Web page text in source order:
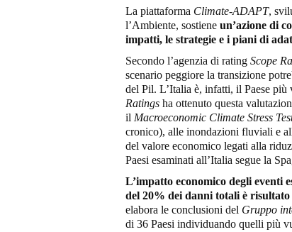
La piattaforma Climate-ADAPT,
l’Ambiente, sostiene un’azione di
impatti, le strategie e i piani di
Secondo l’agenzia di rating Scope
scenario peggiore la transizione
del Pil. L’Italia è, infatti, il Paese
Ratings ha ottenuto questa
il Macroeconomic Climate Stress
cronico), alle inondazioni fluviali e
del valore economico legati alla
Paesi esaminati all’Italia segue la
L’impatto economico degli eventi
del 20% dei danni totali è risultato
elabora le conclusioni del Gruppo
di 36 Paesi individuando quelli più